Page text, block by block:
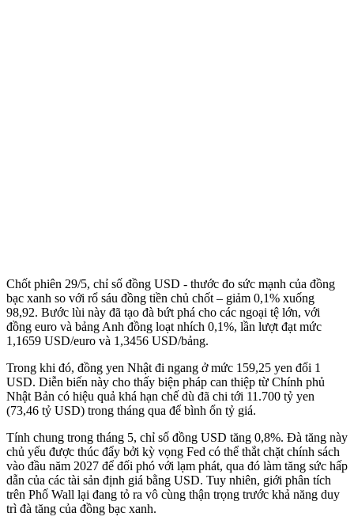
Chốt phiên 29/5, chỉ số đồng USD - thước đo sức mạnh của đồng
bạc xanh so với rổ sáu đồng tiền chủ chốt – giảm 0,1% xuống
98,92. Bước lùi này đã tạo đà bứt phá cho các ngoại tệ lớn, với
đồng euro và bảng Anh đồng loạt nhích 0,1%, lần lượt đạt mức
1,1659 USD/euro và 1,3456 USD/bảng.
Trong khi đó, đồng yen Nhật đi ngang ở mức 159,25 yen đổi 1
USD. Diễn biến này cho thấy biện pháp can thiệp từ Chính phủ
Nhật Bản có hiệu quả khá hạn chế dù đã chi tới 11.700 tỷ yen
(73,46 tỷ USD) trong tháng qua để bình ổn tỷ giá.
Tính chung trong tháng 5, chỉ số đồng USD tăng 0,8%. Đà tăng này
chủ yếu được thúc đẩy bởi kỳ vọng Fed có thể thắt chặt chính sách
vào đầu năm 2027 để đối phó với lạm phát, qua đó làm tăng sức hấp
dẫn của các tài sản định giá bằng USD. Tuy nhiên, giới phân tích
trên Phố Wall lại đang tỏ ra vô cùng thận trọng trước khả năng duy
trì đà tăng của đồng bạc xanh.